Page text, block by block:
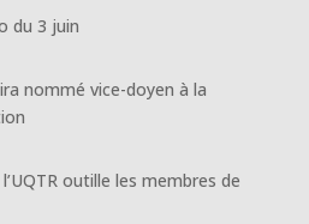
du 3 juin
nommé vice-doyen à la
outille les membres de